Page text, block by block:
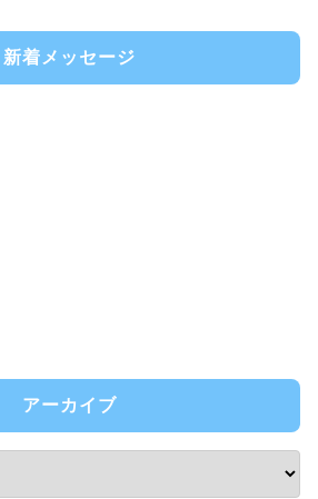
新着メッセージ
アーカイブ